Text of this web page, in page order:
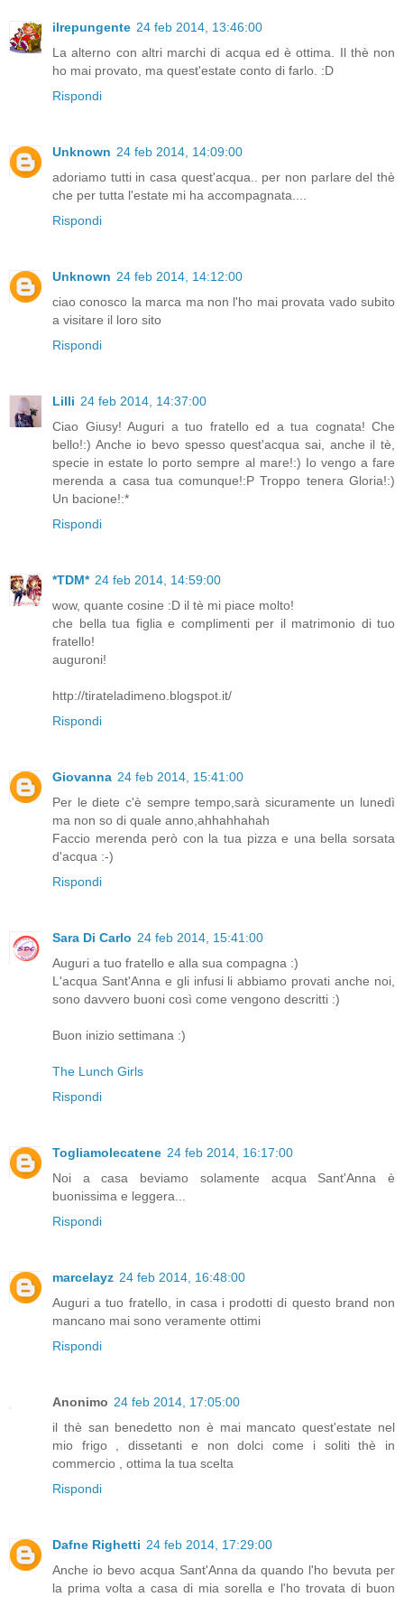
ilrepungente 24 feb 2014, 13:46:00
La alterno con altri marchi di acqua ed è ottima. Il thè non
ho mai provato, ma quest'estate conto di farlo. :D
Rispondi
Unknown 24 feb 2014, 14:09:00
adoriamo tutti in casa quest'acqua.. per non parlare del thè
che per tutta l'estate mi ha accompagnata....
Rispondi
Unknown 24 feb 2014, 14:12:00
ciao conosco la marca ma non l'ho mai provata vado subito
a visitare il loro sito
Rispondi
Lilli 24 feb 2014, 14:37:00
Ciao Giusy! Auguri a tuo fratello ed a tua cognata! Che
bello!:) Anche io bevo spesso quest'acqua sai, anche il tè,
specie in estate lo porto sempre al mare!:) Io vengo a fare
merenda a casa tua comunque!:P Troppo tenera Gloria!:)
Un bacione!:*
Rispondi
*TDM* 24 feb 2014, 14:59:00
wow, quante cosine :D il tè mi piace molto!
che bella tua figlia e complimenti per il matrimonio di tuo
fratello!
auguroni!
http://tirateladimeno.blogspot.it/
Rispondi
Giovanna 24 feb 2014, 15:41:00
Per le diete c'è sempre tempo,sarà sicuramente un lunedì
ma non so di quale anno,ahhahhahah
Faccio merenda però con la tua pizza e una bella sorsata
d'acqua :-)
Rispondi
Sara Di Carlo 24 feb 2014, 15:41:00
Auguri a tuo fratello e alla sua compagna :)
L'acqua Sant'Anna e gli infusi li abbiamo provati anche noi,
sono davvero buoni così come vengono descritti :)
Buon inizio settimana :)
The Lunch Girls
Rispondi
Togliamolecatene 24 feb 2014, 16:17:00
Noi a casa beviamo solamente acqua Sant'Anna è
buonissima e leggera...
Rispondi
marcelayz 24 feb 2014, 16:48:00
Auguri a tuo fratello, in casa i prodotti di questo brand non
mancano mai sono veramente ottimi
Rispondi
Anonimo 24 feb 2014, 17:05:00
il thè san benedetto non è mai mancato quest'estate nel
mio frigo , dissetanti e non dolci come i soliti thè in
commercio , ottima la tua scelta
Rispondi
Dafne Righetti 24 feb 2014, 17:29:00
Anche io bevo acqua Sant'Anna da quando l'ho bevuta per
la prima volta a casa di mia sorella e l'ho trovata di buon